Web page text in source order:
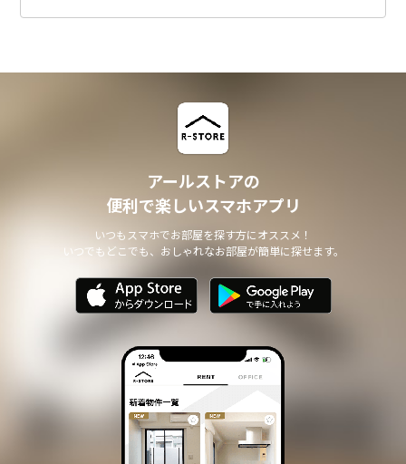
アールストアの
便利で楽しいスマホアプリ
いつもスマホでお部屋を探す方にオススメ！
いつでもどこでも、おしゃれなお部屋が簡単に探せます。